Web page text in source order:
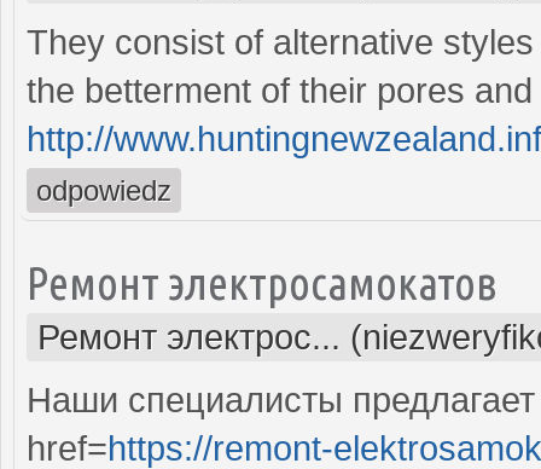
They consist of alternative
the betterment of their pores
http://
odpowiedz
Ремонт электросамокатов
Ремонт электрос...
Наши специалисты
href=https://remont-